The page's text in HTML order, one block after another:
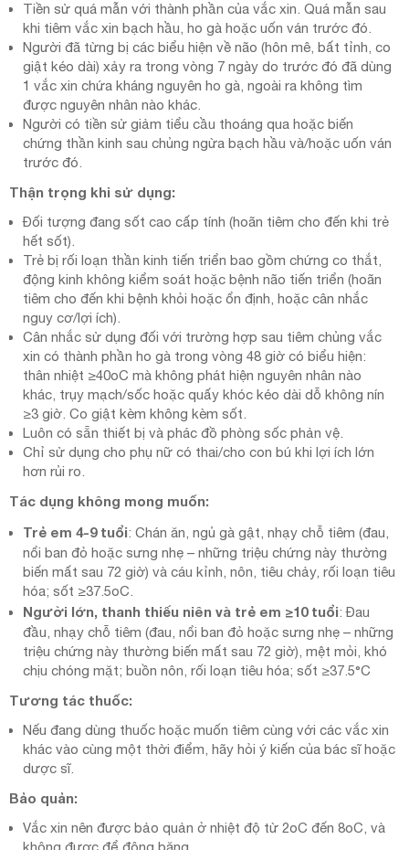
Tiền sử quá mẫn với thành phần của vắc xin. Quá mẫn sau
khi tiêm vắc xin bạch hầu, ho gà hoặc uốn ván trước đó.
Người đã từng bị các biểu hiện về não (hôn mê, bất tỉnh, co
giật kéo dài) xảy ra trong vòng 7 ngày do trước đó đã dùng
1 vắc xin chứa kháng nguyên ho gà, ngoài ra không tìm
được nguyên nhân nào khác.
Người có tiền sử giảm tiểu cầu thoáng qua hoặc biến
chứng thần kinh sau chủng ngừa bạch hầu và/hoặc uốn ván
trước đó.
Thận trọng khi sử dụng:
Đối tượng đang sốt cao cấp tính (hoãn tiêm cho đến khi trẻ
hết sốt).
Trẻ bị rối loạn thần kinh tiến triển bao gồm chứng co thắt,
động kinh không kiểm soát hoặc bệnh não tiến triển (hoãn
tiêm cho đến khi bệnh khỏi hoặc ổn định, hoặc cân nhắc
nguy cơ/lợi ích).
Cân nhắc sử dụng đối với trường hợp sau tiêm chủng vắc
xin có thành phần ho gà trong vòng 48 giờ có biểu hiện:
thân nhiệt ≥40oC mà không phát hiện nguyên nhân nào
khác, trụy mạch/sốc hoặc quấy khóc kéo dài dỗ không nín
≥3 giờ. Co giật kèm không kèm sốt.
Luôn có sẵn thiết bị và phác đồ phòng sốc phản vệ.
Chỉ sử dụng cho phụ nữ có thai/cho con bú khi lợi ích lớn
hơn rủi ro.
Tác dụng không mong muốn:
Trẻ em 4-9 tuổi: Chán ăn, ngủ gà gật, nhạy chỗ tiêm (đau,
nổi ban đỏ hoặc sưng nhẹ – những triệu chứng này thường
biến mất sau 72 giờ) và cáu kỉnh, nôn, tiêu chảy, rối loạn tiêu
hóa; sốt ≥37.5oC.
Người lớn, thanh thiếu niên và trẻ em ≥10 tuổi: Đau
đầu, nhạy chỗ tiêm (đau, nổi ban đỏ hoặc sưng nhẹ – những
triệu chứng này thường biến mất sau 72 giờ), mệt mỏi, khó
chịu chóng mặt; buồn nôn, rối loạn tiêu hóa; sốt ≥37.5°C
Tương tác thuốc:
Nếu đang dùng thuốc hoặc muốn tiêm cùng với các vắc xin
khác vào cùng một thời điểm, hãy hỏi ý kiến của bác sĩ hoặc
dược sĩ.
Bảo quản:
Vắc xin nên được bảo quản ở nhiệt độ từ 2oC đến 8oC, và